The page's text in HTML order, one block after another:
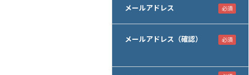
メールアドレス
メールアドレス（確認）